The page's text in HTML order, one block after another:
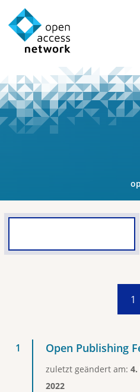
1
Open Publishing
zuletzt geändert am: 4.
2022